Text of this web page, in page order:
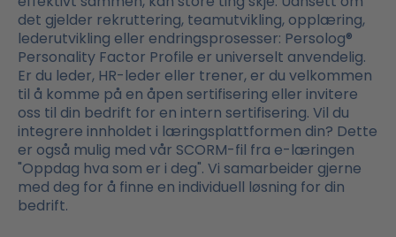
det gjelder rekruttering, teamutvikling, opplæring,
lederutvikling eller endringsprosesser: Persolog®
Personality Factor Profile er universelt anvendelig.
Er du leder, HR-leder eller trener, er du velkommen
til å komme på en åpen sertifisering eller invitere
oss til din bedrift for en intern sertifisering. Vil du
integrere innholdet i læringsplattformen din? Dette
er også mulig med vår SCORM-fil fra e-læringen
"Oppdag hva som er i deg". Vi samarbeider gjerne
med deg for å finne en individuell løsning for din
bedrift.